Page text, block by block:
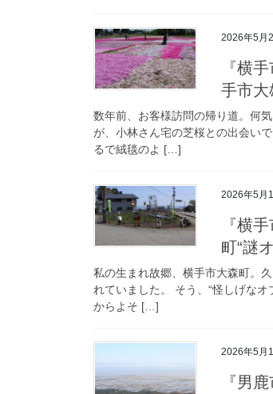
2026年5月
『横
手市大
数年前、お客様訪問の帰り道。何
が、小林さん宅の芝桜との出会い
るで絨毯のよ […]
2026年5月
『横
町“謎
私の生まれ故郷、横手市大森町。
れていました。 そう、“怪しげな
からよそ […]
2026年5月
『男